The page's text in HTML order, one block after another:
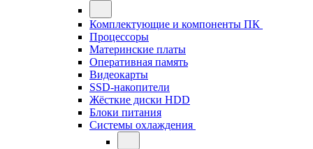
Комплектующие и компоненты ПК
Процессоры
Материнские платы
Оперативная память
Видеокарты
SSD-накопители
Жёсткие диски HDD
Блоки питания
Системы охлаждения